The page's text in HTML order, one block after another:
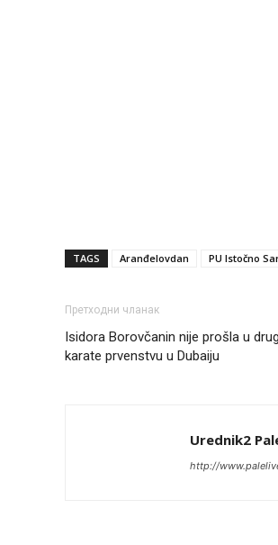
TAGS Aranđelovdan PU Istočno
Претходни чланак
Isidora Borovčanin nije prošla u
karate prvenstvu u Dubaiju
Urednik2
http://